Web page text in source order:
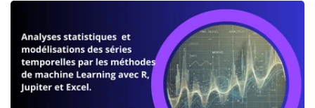
Compétence dans des langages de programmation
comme R, Python, Matlab et Excel, utilisés pour l'analyse
des données et la modélisation statistique. Expérience
Pratique • Projets Réels : Expérience dans la conduite de
projets de recherche ou d'analyse de données, appliquant
des techniques mathématiques et statistiques pour
résoudre des problèmes spécifiques. • Consultation et